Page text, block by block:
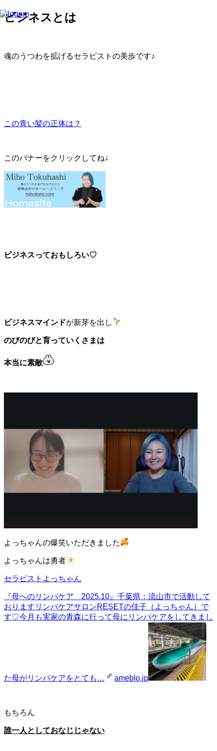
ビジネスとは
魂のうつわを拡げるセラピストの美歩です♪
この青い髪の正体は？
このバナーをクリックしてね↓
ビジネスっておもしろい♡
ビジネスマインドが新芽を出し
のびのびと育っていくさまは
本当に素敵
よっちゃんの爆笑いただきました
よっちゃんは勇者
セラピストよっちゃん
『母へのリンパケア 2025.10』 千葉県：流山市で活動して
おりますリンパケアサロンRESETの佳子（よっちゃん）で
す♡今月も実家の青森に行って母にリンパケアをしてきまし
た母がリンパケアをとても… ameblo.jp
もちろん
誰一人としておなじじゃない